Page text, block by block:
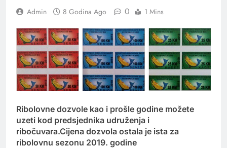
Admin 8 Godina Ago 0 1 Mins
Ribolovne dozvole kao i prošle godine možete
uzeti kod predsjednika udruženja i
ribočuvara.Cijena dozvola ostala je ista za
ribolovnu sezonu 2019. godine